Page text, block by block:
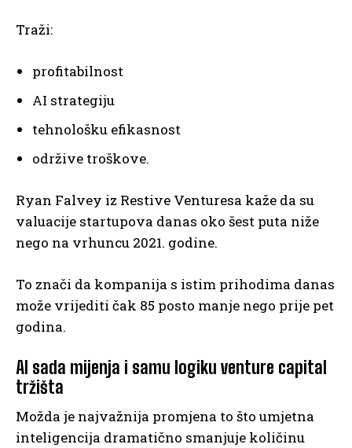
Traži:
profitabilnost
AI strategiju
tehnološku efikasnost
održive troškove.
Ryan Falvey iz Restive Venturesa kaže da su
valuacije startupova danas oko šest puta niže
nego na vrhuncu 2021. godine.
To znači da kompanija s istim prihodima danas
može vrijediti čak 85 posto manje nego prije pet
godina.
AI sada mijenja i samu logiku venture capital
tržišta
Možda je najvažnija promjena to što umjetna
inteligencija dramatično smanjuje količinu